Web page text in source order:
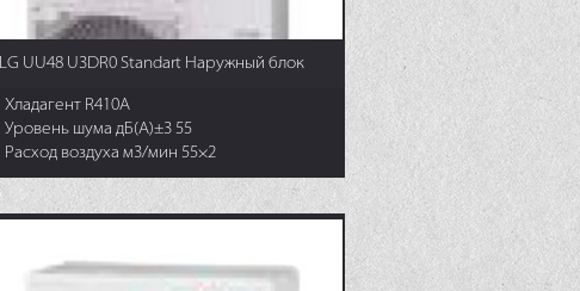
LG UU48 U3DR0 Standart Наружный блок
Хладагент R410A
Уровень шума дБ(А)±3 55
Расход воздуха м3/мин 55×2